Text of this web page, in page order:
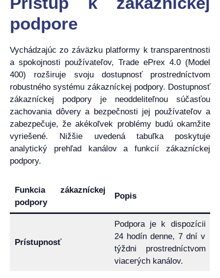
podpore
Vychádzajúc zo záväzku platformy k transparentnosti
a spokojnosti používateľov, Trade ePrex 4.0 (Model
400) rozširuje svoju dostupnosť prostredníctvom
robustného systému zákazníckej podpory. Dostupnosť
zákazníckej podpory je neoddeliteľnou súčasťou
zachovania dôvery a bezpečnosti jej používateľov a
zabezpečuje, že akékoľvek problémy budú okamžite
vyriešené. Nižšie uvedená tabuľka poskytuje
analytický prehľad kanálov a funkcií zákazníckej
podpory.
Funkcia zákazníckej
podpory
Popis
Prístupnosť
Podpora je k dispozícii
24 hodín denne, 7 dní v
týždni prostredníctvom
viacerých kanálov.